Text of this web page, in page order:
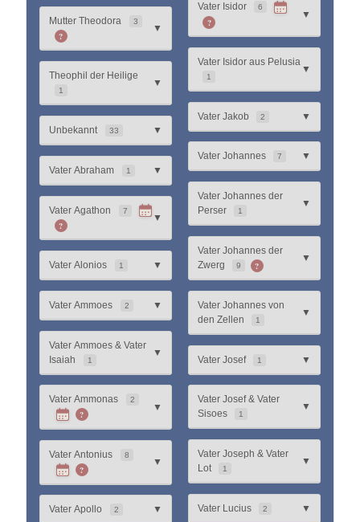
Mutter Theodora 3
?
▼
Theophil der Heilige
1
▼
Unbekannt 33 ▼
Vater Abraham 1 ▼
Vater Agathon 7
?
▼
Vater Alonios 1 ▼
Vater Ammoes 2 ▼
Vater Ammoes & Vater
Isaiah
1
▼
Vater Ammonas 2
?
▼
Vater Antonius 8
?
▼
Vater Apollo 2 ▼
Vater Isidor 6
?
▼
Vater Isidor aus Pelusia
1
▼
Vater Jakob 2 ▼
Vater Johannes 7 ▼
Vater Johannes der
Perser
1
▼
Vater Johannes der
Zwerg
9 ?
▼
Vater Johannes von
den Zellen
1
▼
Vater Josef 1 ▼
Vater Josef & Vater
Sisoes
1
▼
Vater Joseph & Vater
Lot
1
▼
Vater Lucius 2 ▼